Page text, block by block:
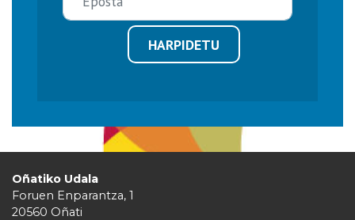
HARPIDETU
Oñatiko Udala
Foruen Enparantza, 1
20560 Oñati